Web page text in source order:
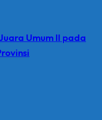
Umum II pada